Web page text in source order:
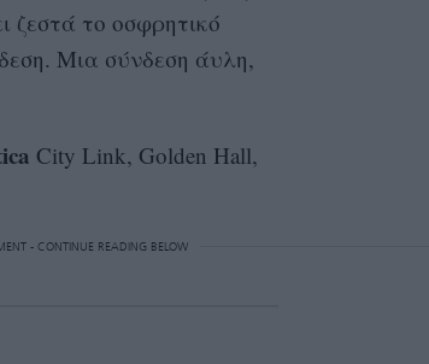
ζεστά το οσφρητικό
Μια σύνδεση άυλη,
City Link, Golden Hall,
- CONTINUE READING BELOW